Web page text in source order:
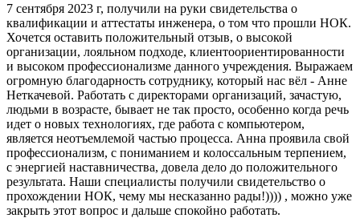
7 сентября 2023 г, получили на руки свидетельства о
квалификации и аттестаты инженера, о том что прошли НОК.
Хочется оставить положительный отзыв, о высокой
организации, лояльном подходе, клиентоориентированности
и высоком профессионализме данного учреждения. Выражаем
огромную благодарность сотруднику, который нас вёл - Анне
Неткачевой. Работать с директорами организаций, зачастую,
людьми в возрасте, бывает не так просто, особенно когда речь
идет о новых технологиях, где работа с компьютером,
является неотъемлемой частью процесса. Анна проявила свой
профессионализм, с пониманием и колоссальным терпением,
с энергией наставничества, довела дело до положительного
результата. Наши специалисты получили свидетельство о
прохождении НОК, чему мы несказанно рады!)))) , можно уже
закрыть этот вопрос и дальше спокойно работать.